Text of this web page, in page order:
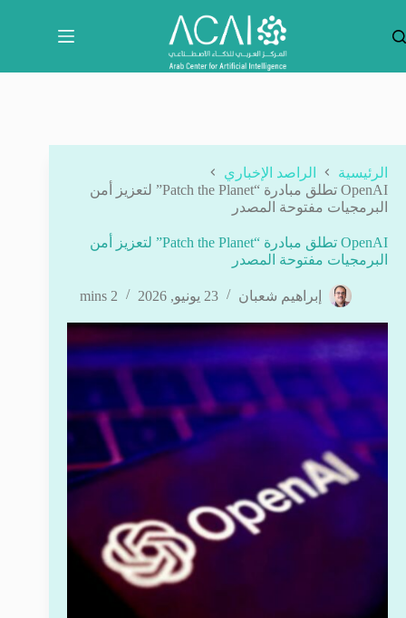
المحتوى
الرئيسية
الراصد الإخباري
OpenAI تطلق مبادرة “Patch the Planet” لتعزيز أمن
البرمجيات مفتوحة المصدر
OpenAI تطلق مبادرة “Patch the Planet” لتعزيز أمن
البرمجيات مفتوحة المصدر
إبراهيم شعبان 23 يونيو, 2026 2 mins